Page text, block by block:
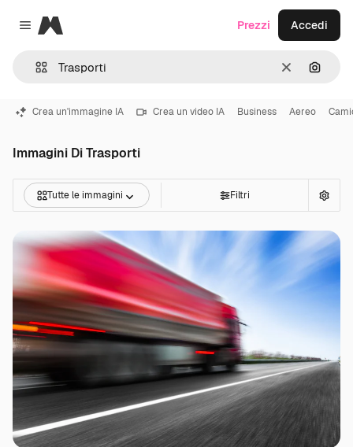
Close menu
Magnific
CancellaCerca
Prezzi Accedi
Crea un'immagine IA Crea un video IA Business Aereo
Immagini Di Trasporti
Tutte le immagini Filtri